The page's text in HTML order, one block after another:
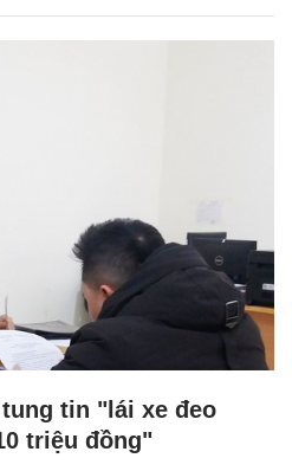
tin "lái xe đeo
triệu đồng"